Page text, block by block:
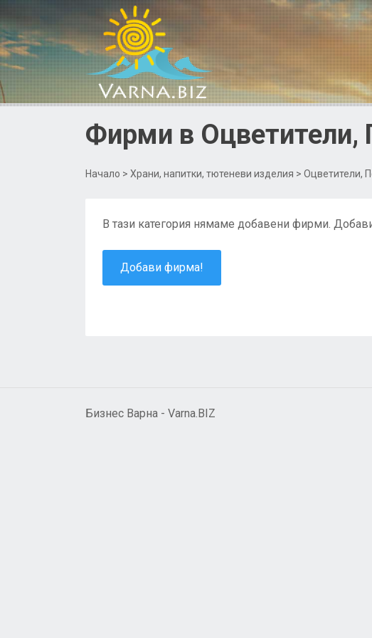
Фирми в Оцветители,
Начало > Храни, напитки, тютеневи изделия > Оцветители,
В тази категория нямаме добавени фирми.
Добави фирма!
Бизнес Варна - Varna.BIZ